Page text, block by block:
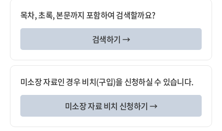
목차, 초록, 본문까지 포함하여 검색할까요?
검색하기 →
미소장 자료인 경우 비치(구입)을 신청하실 수 있습니다.
미소장 자료 비치 신청하기 →